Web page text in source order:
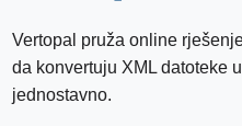
Vertopal pruža online
da konvertuju XML datoteke
jednostavno.